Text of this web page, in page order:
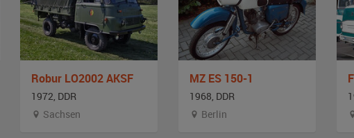
Robur LO2002 AKSF
1972, DDR
Sachsen
MZ ES 150-1
1968, DDR
Berlin